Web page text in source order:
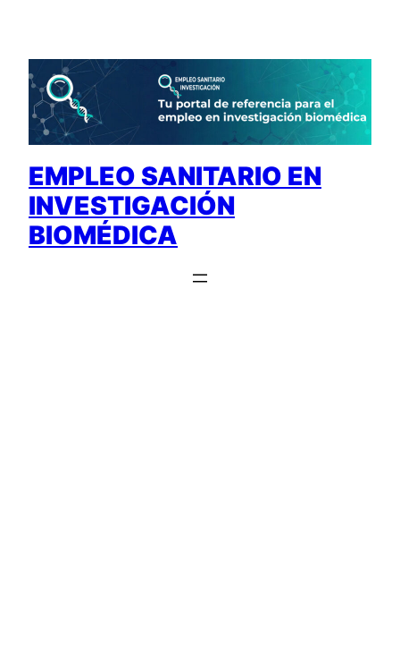
contenido
EMPLEO SANITARIO EN
INVESTIGACIÓN
BIOMÉDICA